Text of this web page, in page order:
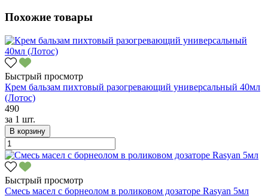
Похожие товары
Быстрый просмотр
Крем бальзам пихтовый разогревающий универсальный 40мл
(Лотос)
490
за 1 шт.
В корзину
Быстрый просмотр
Смесь масел с борнеолом в роликовом дозаторе Rasyan 5мл